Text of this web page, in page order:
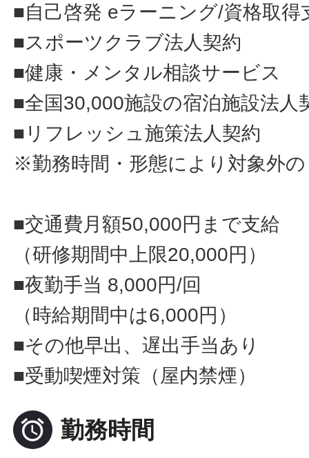
■自己啓発 eラーニング/資格取得
■スポーツクラブ法人契約
■健康・メンタル相談サービス
■全国30,000施設の宿泊施設法人
■リフレッシュ施策法人契約
※勤務時間・形態により対象外
■交通費月額50,000円まで支給
（研修期間中上限20,000円）
■夜勤手当 8,000円/回
（時給期間中は6,000円）
■その他早出、遅出手当あり
■受動喫煙対策（屋内禁煙）
 勤務時間